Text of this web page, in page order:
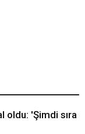
oldu: 'Şimdi sıra